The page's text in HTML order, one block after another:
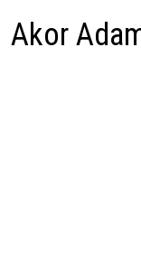
Akor